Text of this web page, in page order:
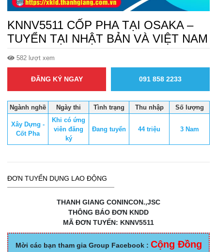
KNNV5511 CỐP PHA TẠI OSAKA –
TUYỂN TẠI NHẬT BẢN VÀ VIỆT NAM
582 lượt xem
ĐĂNG KÝ NGAY 091 858 2233
Ngành nghề Ngày thi Tình trạng Thu nhập Số lượng
Xây Dựng -
Cốt Pha
Khi có ứng
viên đăng
ký
Đang tuyển 44 triệu 3 Nam
ĐƠN TUYỂN DỤNG LAO ĐỘNG
THANH GIANG CONINCON.,JSC
THÔNG BÁO ĐƠN KNDD
MÃ ĐƠN TUYỂN: KNNV5511
Mời các bạn tham gia Group Facebook : Cộng Đồng